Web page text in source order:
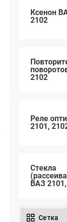
Ксенон
2102
2102
Реле
2101,
Стекла
ВАЗ
Сетка